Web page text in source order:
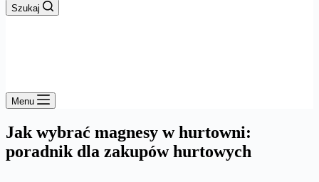
Szukaj
Menu
Jak wybrać magnesy w hurtowni:
poradnik dla zakupów hurtowych